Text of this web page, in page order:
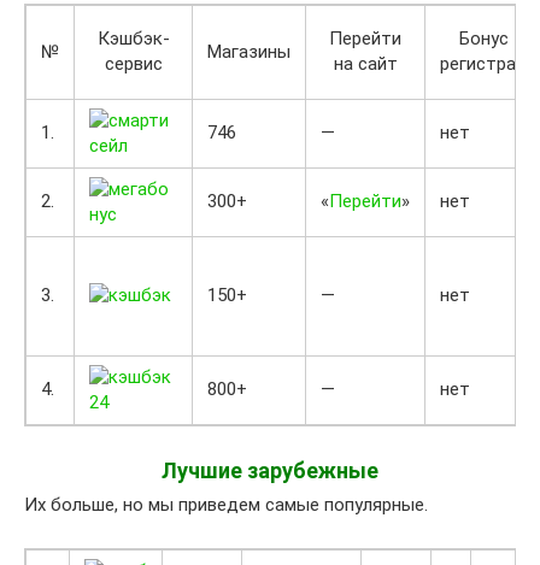
№
Кэшбэк-
сервис
Магазины
Перейти
на сайт
Бонус за
1. 746 — нет
2. 300+ «Перейти» нет
3. 150+ — нет
4. 800+ — нет
Лучшие зарубежные
Их больше, но мы приведем самые популярные.